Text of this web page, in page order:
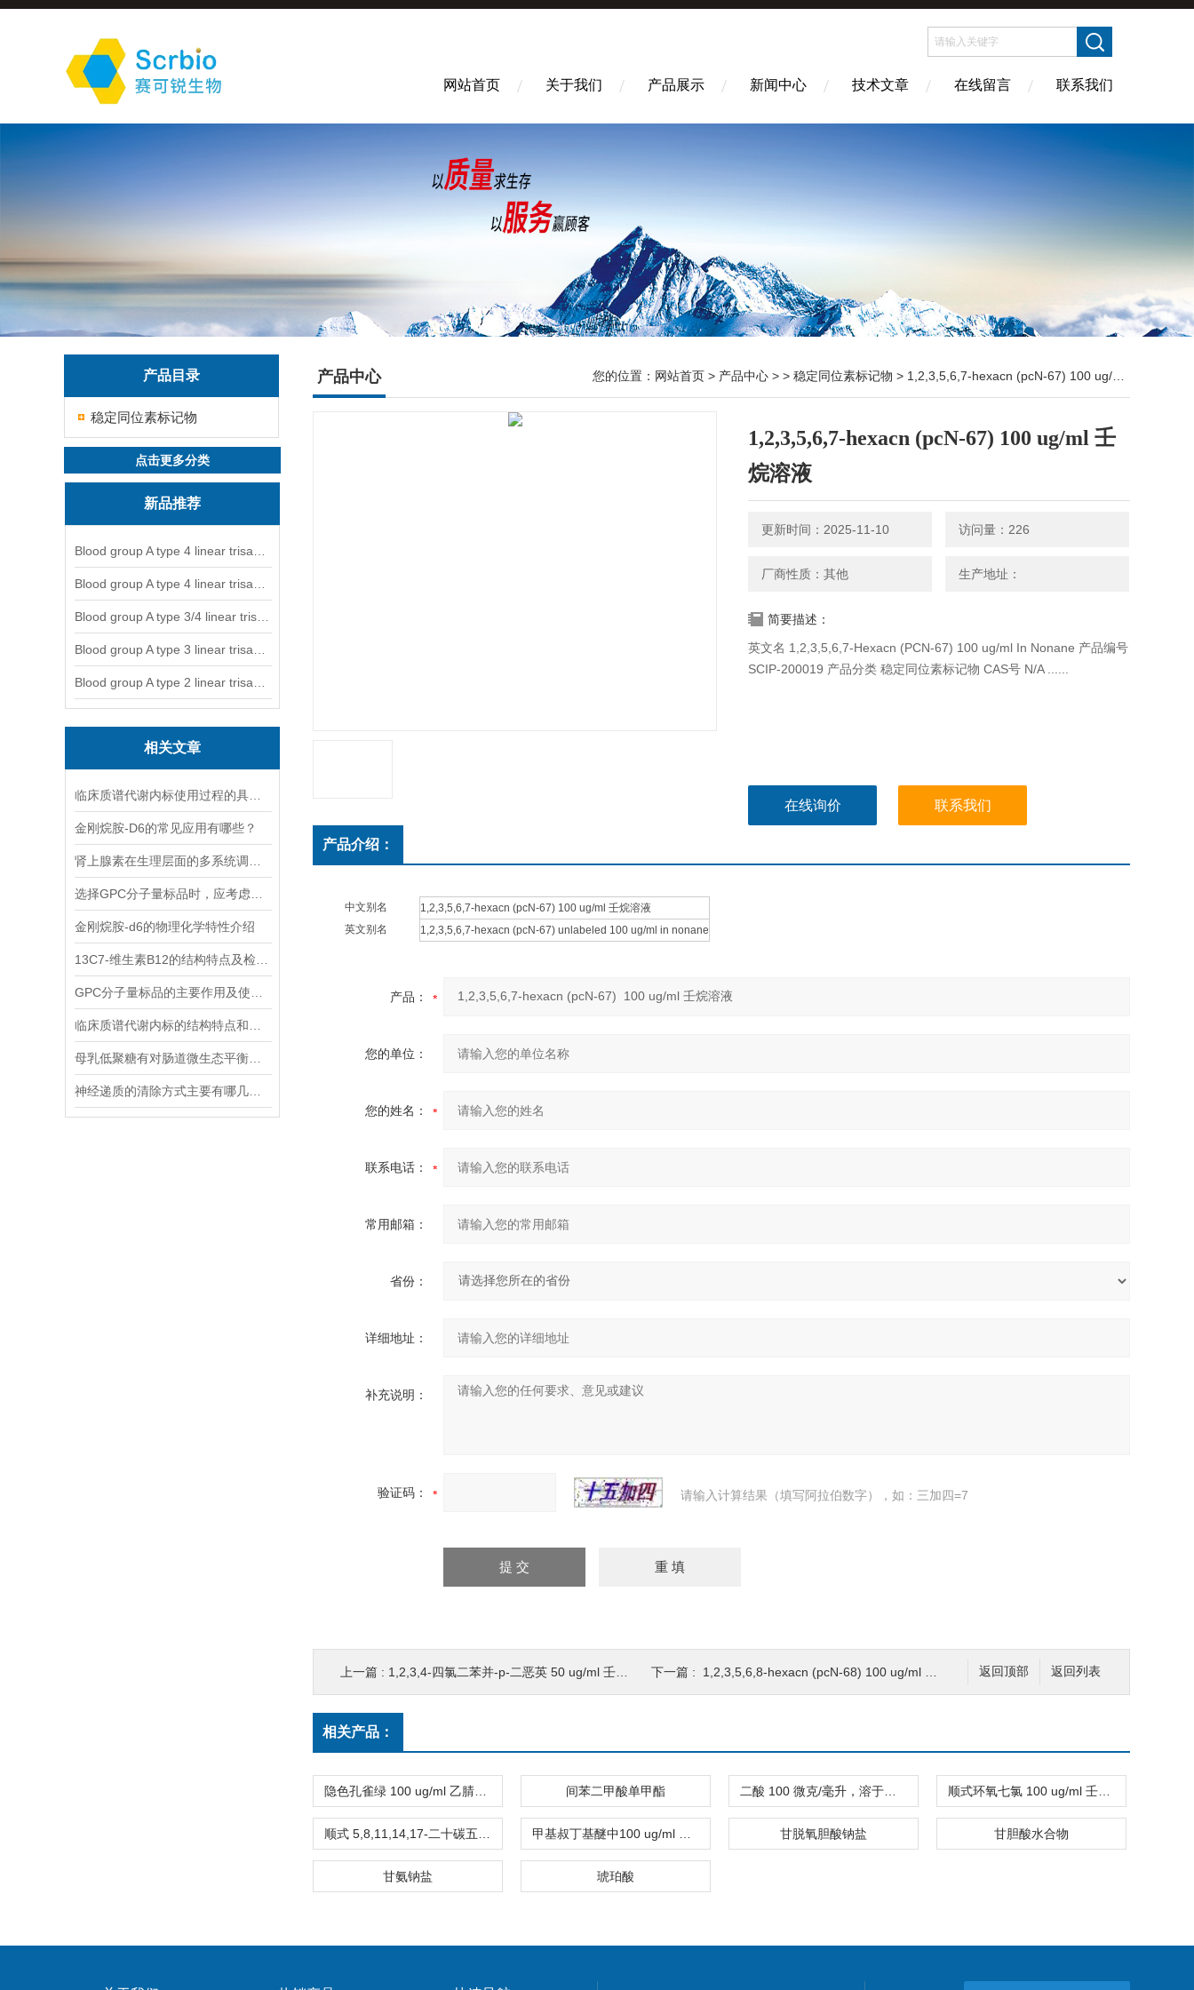
网站首页 关于我们 产品展示 新闻中心 技术文章 在线留言 联系我们
产品目录
稳定同位素标记物
点击更多分类
新品推荐
相关文章
金刚烷胺-D6的常见应用有哪些？
金刚烷胺-d6的物理化学特性介绍
产品中心 您的位置： 网站首页 > 产品中心 > > 稳定同位素标记物 > 1,2,3,5,6,7-hexacn (pcN-67) 100 ug/ml 壬烷溶液
1,2,3,5,6,7-hexacn (pcN-67) 100 ug/ml 壬
烷溶液
更新时间：2025-11-10 访问量：226
厂商性质：其他 生产地址：
简要描述：
英文名 1,2,3,5,6,7-Hexacn (PCN-67) 100 ug/ml In Nonane 产品编号
SCIP-200019 产品分类 稳定同位素标记物 CAS号 N/A ......
在线询价 联系我们
产品介绍：
中文别名
1,2,3,5,6,7-hexacn (pcN-67) 100 ug/ml 壬烷溶液
英文别名
1,2,3,5,6,7-hexacn (pcN-67) unlabeled 100 ug/ml in nonane
产品：
您的单位：
您的姓名：
联系电话：
常用邮箱：
省份：
详细地址：
补充说明：
验证码： 请输入计算结果（填写阿拉伯数字），如：三加四=7
返回列表
返回顶部
上一篇 : 1,2,3,4-四氯二苯并-p-二恶英 50 ug/ml 壬烷溶液 下一篇 : 1,2,3,5,6,8-hexacn (pcN-68) 100 ug/ml 壬烷溶液
相关产品：
间苯二甲酸单甲酯
甘脱氧胆酸钠盐 甘胆酸水合物
甘氨钠盐 琥珀酸